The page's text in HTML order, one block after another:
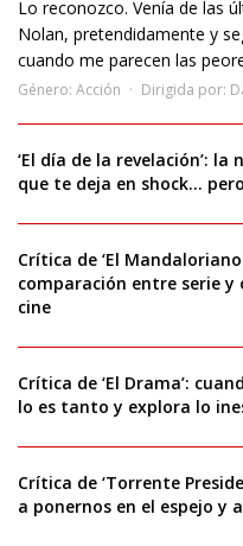
Lo reconozco. Venía de las
Nolan, pretendidamente y
cuando me parecen las
Género: Acción Dirigida por:
‘El día de la revelación’:
que te deja en shock…
Crítica de ‘El
comparación entre serie
cine
Crítica de ‘El Drama’:
lo es tanto y explora lo
Crítica de ‘Torrente
a ponernos en el espejo y